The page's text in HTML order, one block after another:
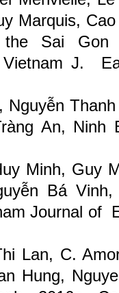
Marquis,
Sai
Vietnam J.
Nguyễn
An,
Minh, Guy
Bá
Journal of
Lan, C.
Hung,